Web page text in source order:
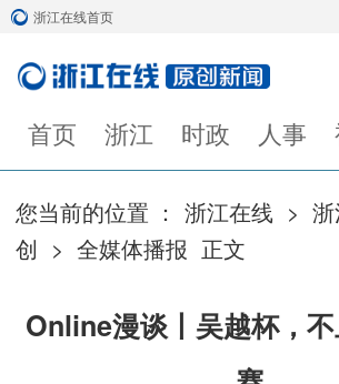
浙江在线首页
首页 浙江 时政 人事
您当前的位置 ： 浙江在线 >
创 > 全媒体播报 正文
Online漫谈丨吴越杯，